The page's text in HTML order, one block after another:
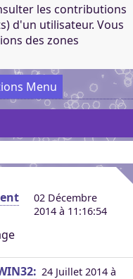
les contributions
d'un utilisateur. Vous
des zones
Menu
02 Décembre
2014 à 11:16:54
24 Juillet 2014 à